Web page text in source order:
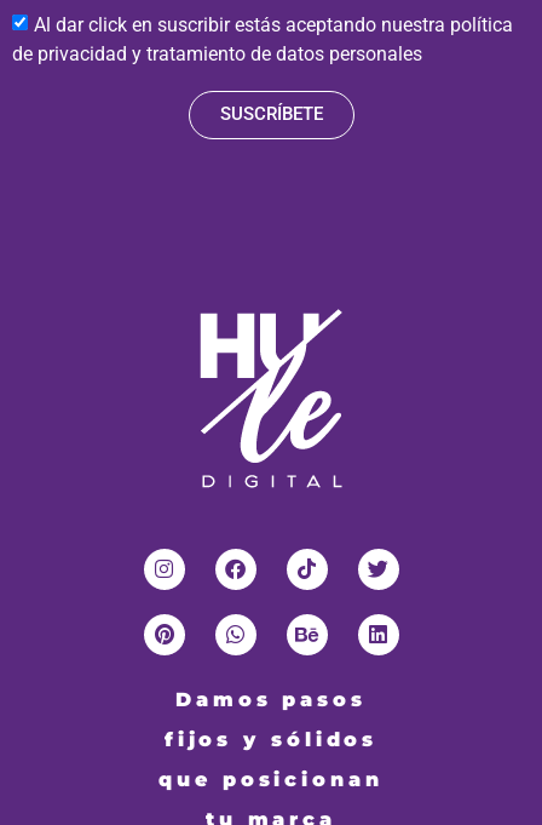
Al dar click en suscribir estás aceptando nuestra política
de privacidad y tratamiento de datos personales
SUSCRÍBETE
Damos pasos
fijos y sólidos
que posicionan
tu marca